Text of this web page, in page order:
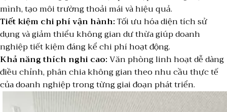
mình, tạo môi trường thoải mái và hiệu quả.
Tiết kiệm chi phí vận hành:Tối ưu hóa diện tích sử
dụng và giảm thiểu không gian dư thừa giúp doanh
nghiệp tiết kiệm đáng kể chi phí hoạt động.
Khả năng thích nghi cao:Văn phòng linh hoạt dễ dàng
điều chỉnh, phân chia không gian theo nhu cầu thực tế
của doanh nghiệp trong từng giai đoạn phát triển.